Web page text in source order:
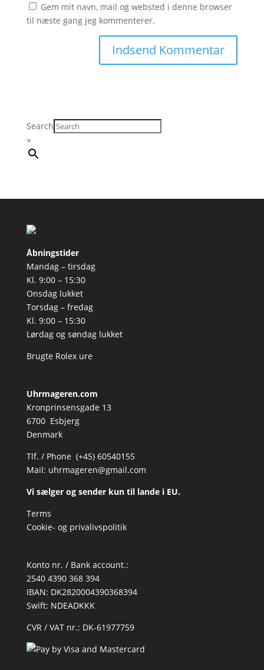
Gem mit navn, mail og websted i denne browser
til næste gang jeg kommenterer.
Search
×
Åbningstider
Mandag – tirsdag
Kl. 9:00 – 15:30
Onsdag lukket
Torsdag – fredag
Kl. 9:00 – 15:30
Lørdag og søndag lukket
Brugte Rolex ure
Uhrmageren.com
Kronprinsensgade 13
6700 Esbjerg
Denmark
Tlf. / Phone (+45) 60540155
Mail: uhrmageren@gmail.com
Vi sælger og sender kun til lande i EU.
Terms
Cookie- og privalivspolitik
Konto nr. / Bank account.:
2540 4390 368 394
IBAN: DK2820004390368394
Swift: NDEADKKK
CVR / VAT nr.: DK-61977759